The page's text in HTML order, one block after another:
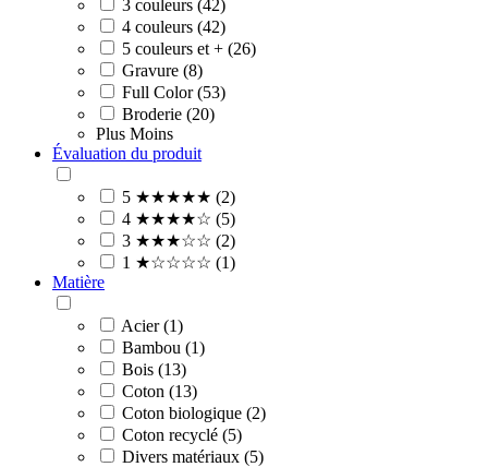
3 couleurs (42)
4 couleurs (42)
5 couleurs et + (26)
Gravure (8)
Full Color (53)
Broderie (20)
Plus Moins
Évaluation du produit
5 ★★★★★ (2)
4 ★★★★☆ (5)
3 ★★★☆☆ (2)
1 ★☆☆☆☆ (1)
Matière
Acier (1)
Bambou (1)
Bois (13)
Coton (13)
Coton biologique (2)
Coton recyclé (5)
Divers matériaux (5)